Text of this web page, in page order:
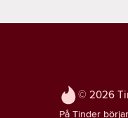
© 2026
På Tinder